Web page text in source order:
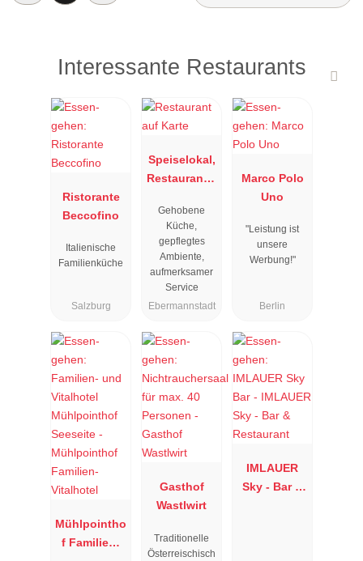
Interessante Restaurants
Ristorante
Beccofino
Italienische
Familienküche
Salzburg
Speiselokal,
Restaurant "
"
Gehobene
Küche,
gepflegtes
Ambiente,
aufmerksamer
Service
Ebermannstadt
Marco Polo
Uno
"Leistung ist
unsere
Werbung!"
Berlin
Mühlpointho
f Familien-
Gasthof
Wastlwirt
Traditionelle
Österreischisch
IMLAUER
Sky - Bar &